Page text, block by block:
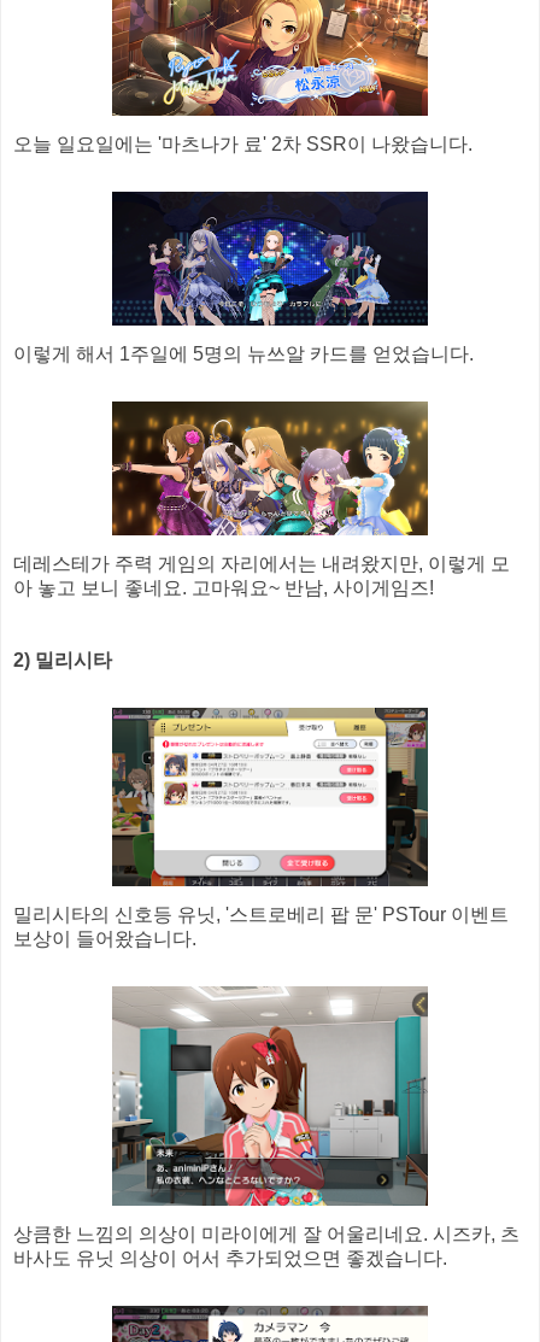
오늘 일요일에는 '마츠나가 료' 2차 SSR이 나왔습니다.
이렇게 해서 1주일에 5명의 뉴쓰알 카드를 얻었습니다.
데레스테가 주력 게임의 자리에서는 내려왔지만, 이렇게 모
아 놓고 보니 좋네요. 고마워요~ 반남, 사이게임즈!
2) 밀리시타
밀리시타의 신호등 유닛, '스트로베리 팝 문' PSTour 이벤트
보상이 들어왔습니다.
상큼한 느낌의 의상이 미라이에게 잘 어울리네요. 시즈카, 츠
바사도 유닛 의상이 어서 추가되었으면 좋겠습니다.